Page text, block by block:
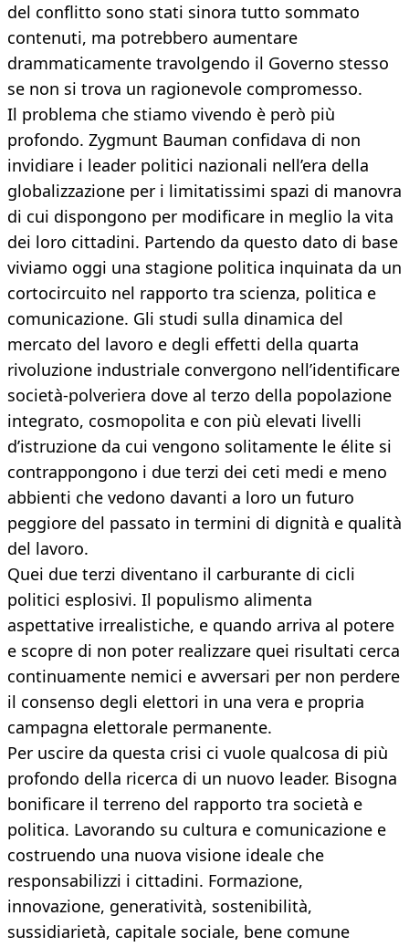
del conflitto sono stati sinora tutto sommato
contenuti, ma potrebbero aumentare
drammaticamente travolgendo il Governo stesso
se non si trova un ragionevole compromesso.
Il problema che stiamo vivendo è però più
profondo. Zygmunt Bauman confidava di non
invidiare i leader politici nazionali nell’era della
globalizzazione per i limitatissimi spazi di manovra
di cui dispongono per modificare in meglio la vita
dei loro cittadini. Partendo da questo dato di base
viviamo oggi una stagione politica inquinata da un
cortocircuito nel rapporto tra scienza, politica e
comunicazione. Gli studi sulla dinamica del
mercato del lavoro e degli effetti della quarta
rivoluzione industriale convergono nell’identificare
società-polveriera dove al terzo della popolazione
integrato, cosmopolita e con più elevati livelli
d’istruzione da cui vengono solitamente le élite si
contrappongono i due terzi dei ceti medi e meno
abbienti che vedono davanti a loro un futuro
peggiore del passato in termini di dignità e qualità
del lavoro.
Quei due terzi diventano il carburante di cicli
politici esplosivi. Il populismo alimenta
aspettative irrealistiche, e quando arriva al potere
e scopre di non poter realizzare quei risultati cerca
continuamente nemici e avversari per non perdere
il consenso degli elettori in una vera e propria
campagna elettorale permanente.
Per uscire da questa crisi ci vuole qualcosa di più
profondo della ricerca di un nuovo leader. Bisogna
bonificare il terreno del rapporto tra società e
politica. Lavorando su cultura e comunicazione e
costruendo una nuova visione ideale che
responsabilizzi i cittadini. Formazione,
innovazione, generatività, sostenibilità,
sussidiarietà, capitale sociale, bene comune